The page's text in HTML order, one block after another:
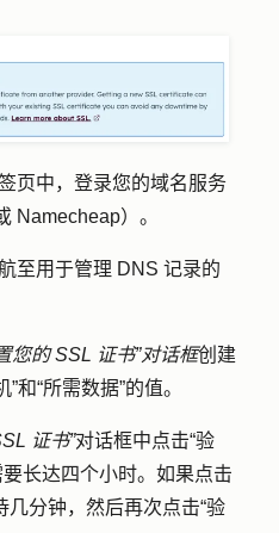
页中，登录您的域名服务
Namecheap）。
至用于管理 DNS 记录的
您的 SSL 证书”对话框创建
”和“所需数据”的值。
证书”对话框中点击“验
长达四个小时。如果点击
几分钟，然后再次点击“验